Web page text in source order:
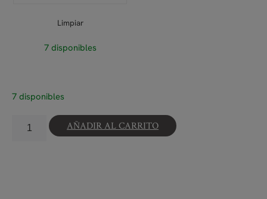
Limpiar
7 disponibles
7 disponibles
AÑADIR AL CARRITO